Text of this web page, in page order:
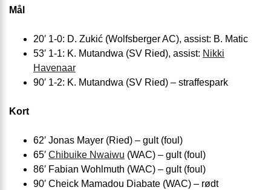
Mål
20′ 1-0: D. Zukić (Wolfsberger AC), assist: B. Matic
53′ 1-1: K. Mutandwa (SV Ried), assist: Nikki
Havenaar
90′ 1-2: K. Mutandwa (SV Ried) – straffespark
Kort
62′ Jonas Mayer (Ried) – gult (foul)
65′ Chibuike Nwaiwu (WAC) – gult (foul)
86′ Fabian Wohlmuth (WAC) – gult (foul)
90′ Cheick Mamadou Diabate (WAC) – rødt